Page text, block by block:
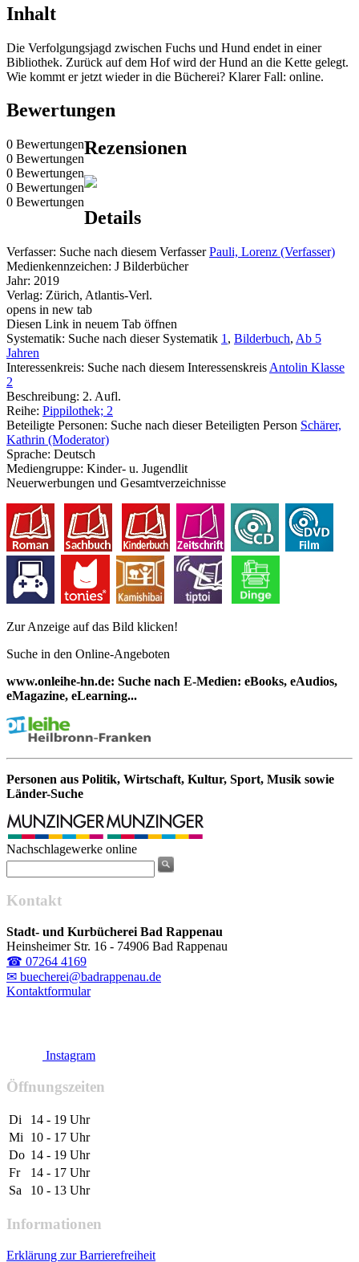
Inhalt
Die Verfolgungsjagd zwischen Fuchs und Hund endet in einer
Bibliothek. Zurück auf dem Hof wird der Hund an die Kette gelegt.
Wie kommt er jetzt wieder in die Bücherei? Klarer Fall: online.
Bewertungen
0 Bewertungen
0 Bewertungen
0 Bewertungen
0 Bewertungen
0 Bewertungen
Rezensionen
Details
Verfasser: Suche nach diesem Verfasser Pauli, Lorenz (Verfasser)
Medienkennzeichen: J Bilderbücher
Jahr: 2019
Verlag: Zürich, Atlantis-Verl.
opens in new tab
Diesen Link in neuem Tab öffnen
Systematik: Suche nach dieser Systematik 1 , Bilderbuch, Ab 5
Jahren
Interessenkreis: Suche nach diesem Interessenskreis Antolin Klasse
2
Beschreibung: 2. Aufl.
Reihe: Pippilothek; 2
Beteiligte Personen: Suche nach dieser Beteiligten Person Schärer,
Kathrin (Moderator)
Sprache: Deutsch
Mediengruppe: Kinder- u. Jugendlit
Neuerwerbungen und Gesamtverzeichnisse
Zur Anzeige auf das Bild klicken!
Suche in den Online-Angeboten
www.onleihe-hn.de: Suche nach E-Medien: eBooks, eAudios,
eMagazine, eLearning...
Personen aus Politik, Wirtschaft, Kultur, Sport, Musik sowie
Länder-Suche
Nachschlagewerke online
Kontakt
Stadt- und Kurbücherei Bad Rappenau
Heinsheimer Str. 16 - 74906 Bad Rappenau
☎ 07264 4169
✉ buecherei@badrappenau.de
Kontaktformular
Instagram
Öffnungszeiten
Di
14 - 19 Uhr
Mi
10 - 17 Uhr
Do 14 - 19 Uhr
Fr
14 - 17 Uhr
Sa
10 - 13 Uhr
Informationen
Erklärung zur Barrierefreiheit